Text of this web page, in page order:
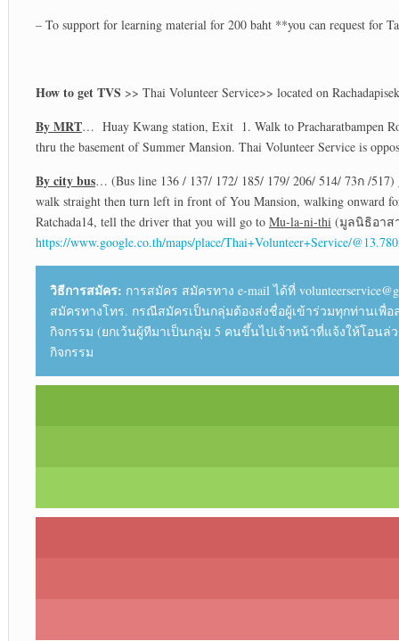
– To support for learning material for 200 baht **you can request for
How to get TVS >> Thai Volunteer Service>> located on
By MRT… Huay Kwang station, Exit 1. Walk to Pracharatbampen
thru the basement of Summer Mansion. Thai Volunteer Service is
By city bus… (Bus line 136 / 137/ 172/ 185/ 179/ 206/ 514/ 73ก /517)
walk straight then turn left in front of You Mansion, walking onward
Ratchada14, tell the driver that you will go to Mu-la-ni-thi (มูลนิธิอาส
https://www.google.co.th/maps/place/Thai+Volunteer+Service/
วิธีการสมัคร: การสมัคร สมัครทาง e-mail ได้ที่
สมัครทางโทร. กรณีสมัครเป็นกลุ่มต้องส่งชื่อผู้เข้าร่วมทุกท่านเ
กิจกรรม (ยกเว้นผู้ทีมาเป็นกลุ่ม 5 คนขึ้นไปเจ้าหน้าที่แจ้งให้โอน
กิจกรรม